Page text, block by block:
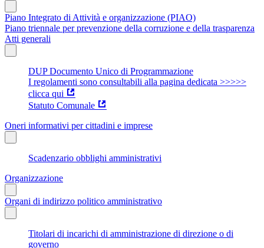
Piano Integrato di Attività e organizzazione (PIAO)
Piano triennale per prevenzione della corruzione e della trasparenza
Atti generali
DUP Documento Unico di Programmazione
I regolamenti sono consultabili alla pagina dedicata >>>>>
clicca qui
Statuto Comunale
Oneri informativi per cittadini e imprese
Scadenzario obblighi amministrativi
Organizzazione
Organi di indirizzo politico amministrativo
Titolari di incarichi di amministrazione di direzione o di
governo